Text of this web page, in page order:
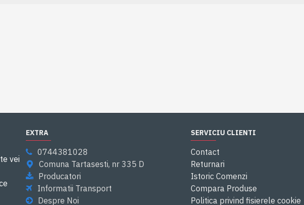
vei
EXTRA
0744381028
Comuna Tartasesti, nr 335 D
Producatori
Informatii Transport
Despre Noi
SERVICIU CLIENTI
Contact
Returnari
Istoric Comenzi
Compara Produse
Politica privind fisierele cookie